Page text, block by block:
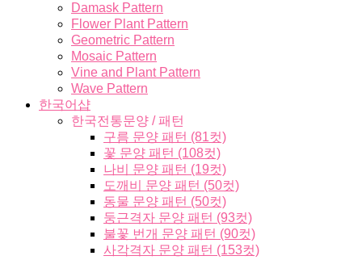
Damask Pattern
Flower Plant Pattern
Geometric Pattern
Mosaic Pattern
Vine and Plant Pattern
Wave Pattern
한국어샵
한국전통문양 / 패턴
구름 문양 패턴 (81컷)
꽃 문양 패턴 (108컷)
나비 문양 패턴 (19컷)
도깨비 문양 패턴 (50컷)
동물 문양 패턴 (50컷)
둥근격자 문양 패턴 (93컷)
불꽃 번개 문양 패턴 (90컷)
사각격자 문양 패턴 (153컷)